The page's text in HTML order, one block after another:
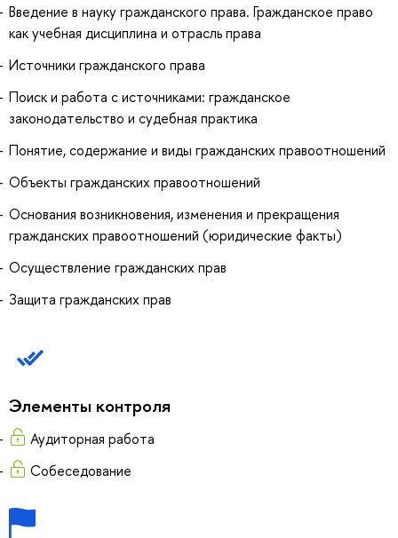
Введение в науку гражданского права. Гражданское право
как учебная дисциплина и отрасль права
Источники гражданского права
Поиск и работа с источниками: гражданское
законодательство и судебная практика
Понятие, содержание и виды гражданских правоотношений
Объекты гражданских правоотношений
Основания возникновения, изменения и прекращения
гражданских правоотношений (юридические факты)
Осуществление гражданских прав
Защита гражданских прав
Элементы контроля
Аудиторная работа
Собеседование